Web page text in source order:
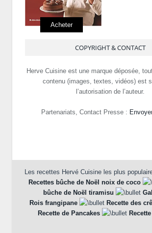
Acheter
COPYRIGHT & CONTACT
Herve Cuisine est une marque déposée,
contenu (images, textes, vidéos) est
l’autorisation de l’auteur.
Partenariats, Contact Presse :
Les recettes Hervé Cuisine les plus
Recettes bûche de Noël noix de coco
bûche de Noël tiramisu
Rois frangipane
Recette des
Recette de Pancakes